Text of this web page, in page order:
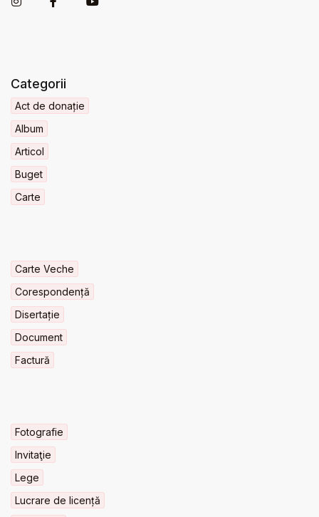
Categorii
Act de donație
Album
Articol
Buget
Carte
Carte Veche
Corespondență
Disertație
Document
Factură
Fotografie
Invitaţie
Lege
Lucrare de licență